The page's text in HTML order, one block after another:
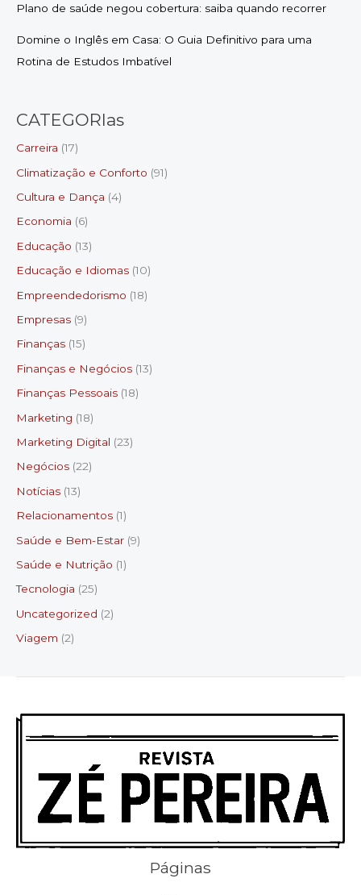
Plano de saúde negou cobertura: saiba quando recorrer
Domine o Inglês em Casa: O Guia Definitivo para uma
Rotina de Estudos Imbatível
CATEGORIas
Carreira (17)
Climatização e Conforto (91)
Cultura e Dança (4)
Economia (6)
Educação (13)
Educação e Idiomas (10)
Empreendedorismo (18)
Empresas (9)
Finanças (15)
Finanças e Negócios (13)
Finanças Pessoais (18)
Marketing (18)
Marketing Digital (23)
Negócios (22)
Notícias (13)
Relacionamentos (1)
Saúde e Bem-Estar (9)
Saúde e Nutrição (1)
Tecnologia (25)
Uncategorized (2)
Viagem (2)
Páginas